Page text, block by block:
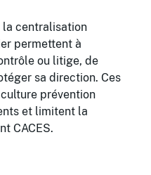
la centralisation
permettent à
ou litige, de
sa direction. Ces
prévention
et limitent la
CACES.